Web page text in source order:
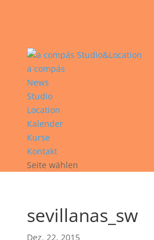
a compás
News
Studio
Location
Kalender
Kurse
Kontakt
Seite wählen
sevillanas_sw
Dez. 22, 2015